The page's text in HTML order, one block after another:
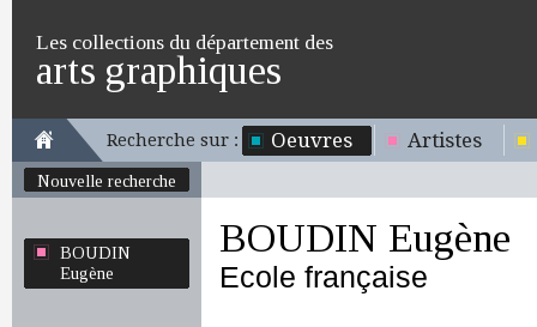
Les collections du département des
arts graphiques
Recherche sur : Oeuvres Artistes
Nouvelle recherche
BOUDIN
Eugène
BOUDIN Eugène
Ecole française